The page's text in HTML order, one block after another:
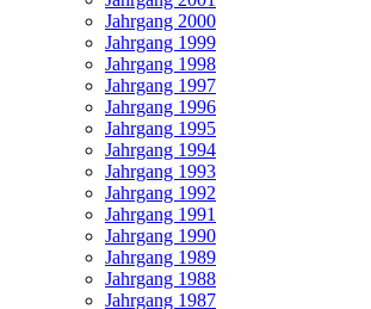
Jahrgang 2000
Jahrgang 1999
Jahrgang 1998
Jahrgang 1997
Jahrgang 1996
Jahrgang 1995
Jahrgang 1994
Jahrgang 1993
Jahrgang 1992
Jahrgang 1991
Jahrgang 1990
Jahrgang 1989
Jahrgang 1988
Jahrgang 1987